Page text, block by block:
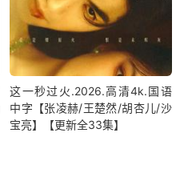
这一秒过火.2026.高清4k.国语
中字【张凌赫/王楚然/胡杏儿/沙
宝亮】【更新全33集】